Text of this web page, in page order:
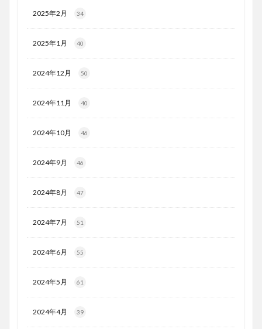
2025年2月 34
2025年1月 40
2024年12月 50
2024年11月 40
2024年10月 46
2024年9月 46
2024年8月 47
2024年7月 51
2024年6月 55
2024年5月 61
2024年4月 39